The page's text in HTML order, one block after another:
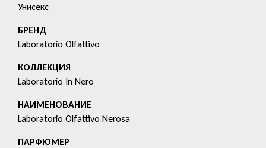
Унисекс
БРЕНД
Laboratorio Olfattivo
КОЛЛЕКЦИЯ
Laboratorio In Nero
HАИМЕНОВАНИЕ
Laboratorio Olfattivo Nerosa
ПАРФЮМЕР